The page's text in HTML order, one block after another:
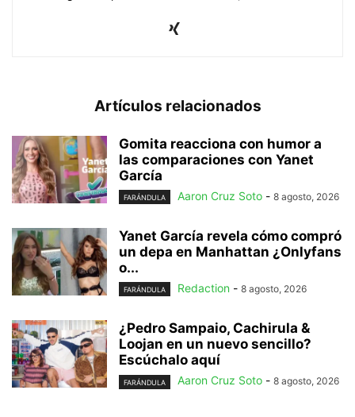
Artículos relacionados
Gomita reacciona con humor a
las comparaciones con Yanet
García
FARÁNDULA Aaron Cruz Soto - 8 agosto, 2026
Yanet García revela cómo compró
un depa en Manhattan ¿Onlyfans
o...
FARÁNDULA Redaction - 8 agosto, 2026
¿Pedro Sampaio, Cachirula &
Loojan en un nuevo sencillo?
Escúchalo aquí
FARÁNDULA Aaron Cruz Soto - 8 agosto, 2026